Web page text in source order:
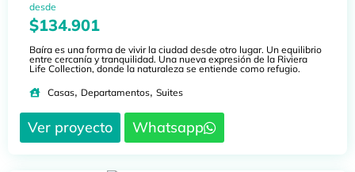
desde
$134.901
Baíra es una forma de vivir la ciudad desde otro lugar. Un equilibrio
entre cercanía y tranquilidad. Una nueva expresión de la Riviera
Life Collection, donde la naturaleza se entiende como refugio.
Casas, Departamentos, Suites
Ver proyecto Whatsapp